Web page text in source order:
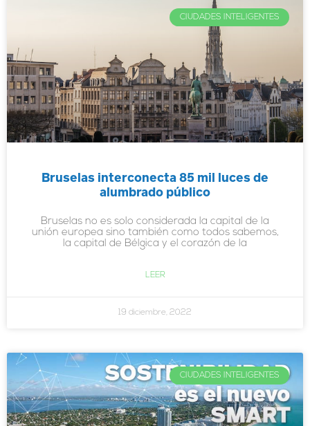
CIUDADES INTELIGENTES
Bruselas interconecta 85 mil luces de
alumbrado público
Bruselas no es solo considerada la capital de la
unión europea sino también como todos sabemos,
la capital de Bélgica y el corazón de la
LEER
19 diciembre, 2022
CIUDADES INTELIGENTES